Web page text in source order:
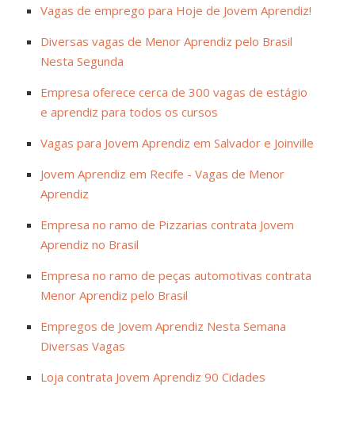
Vagas de emprego para Hoje de Jovem Aprendiz!
Diversas vagas de Menor Aprendiz pelo Brasil
Nesta Segunda
Empresa oferece cerca de 300 vagas de estágio
e aprendiz para todos os cursos
Vagas para Jovem Aprendiz em Salvador e Joinville
Jovem Aprendiz em Recife - Vagas de Menor
Aprendiz
Empresa no ramo de Pizzarias contrata Jovem
Aprendiz no Brasil
Empresa no ramo de peças automotivas contrata
Menor Aprendiz pelo Brasil
Empregos de Jovem Aprendiz Nesta Semana
Diversas Vagas
Loja contrata Jovem Aprendiz 90 Cidades